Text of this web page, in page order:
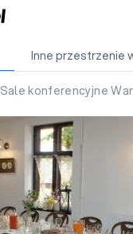
Inne przestrzenie
Sale konferencyjne